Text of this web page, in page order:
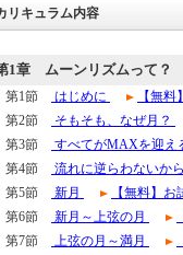
リキュラム内容
1章 ムーンリズムって？
第1節 はじめに
【無
第2節
そもそも、なぜ月？
第3節
すべてがMAXを迎え
第4節
流れに逆らわないか
第5節
新月
【無料】
第6節
新月～上弦の月
第7節
上弦の月～満月